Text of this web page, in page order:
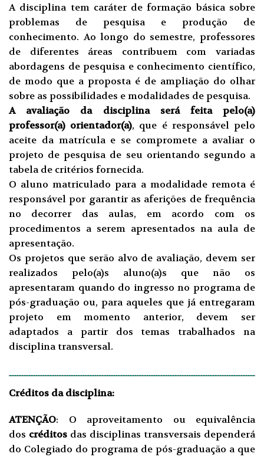
A disciplina tem caráter de formação básica sobre
problemas de pesquisa e produção de
conhecimento. Ao longo do semestre, professores
de diferentes áreas contribuem com variadas
abordagens de pesquisa e conhecimento científico,
de modo que a proposta é de ampliação do olhar
sobre as possibilidades e modalidades de pesquisa.
A avaliação da disciplina será feita pelo(a)
professor(a) orientador(a), que é responsável pelo
aceite da matrícula e se compromete a avaliar o
projeto de pesquisa de seu orientando segundo a
tabela de critérios fornecida.
O aluno matriculado para a modalidade remota é
responsável por garantir as aferições de frequência
no decorrer das aulas, em acordo com os
procedimentos a serem apresentados na aula de
apresentação.
Os projetos que serão alvo de avaliação, devem ser
realizados pelo(a)s aluno(a)s que não os
apresentaram quando do ingresso no programa de
pós-graduação ou, para aqueles que já entregaram
projeto em momento anterior, devem ser
adaptados a partir dos temas trabalhados na
disciplina transversal.
Créditos da disciplina:
ATENÇÃO: O aproveitamento ou equivalência
dos créditos das disciplinas transversais dependerá
do Colegiado do programa de pós-graduação a que